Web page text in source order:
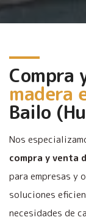
Compra
madera
Bailo
Nos
compra y venta
para empresas y
soluciones
necesidades de